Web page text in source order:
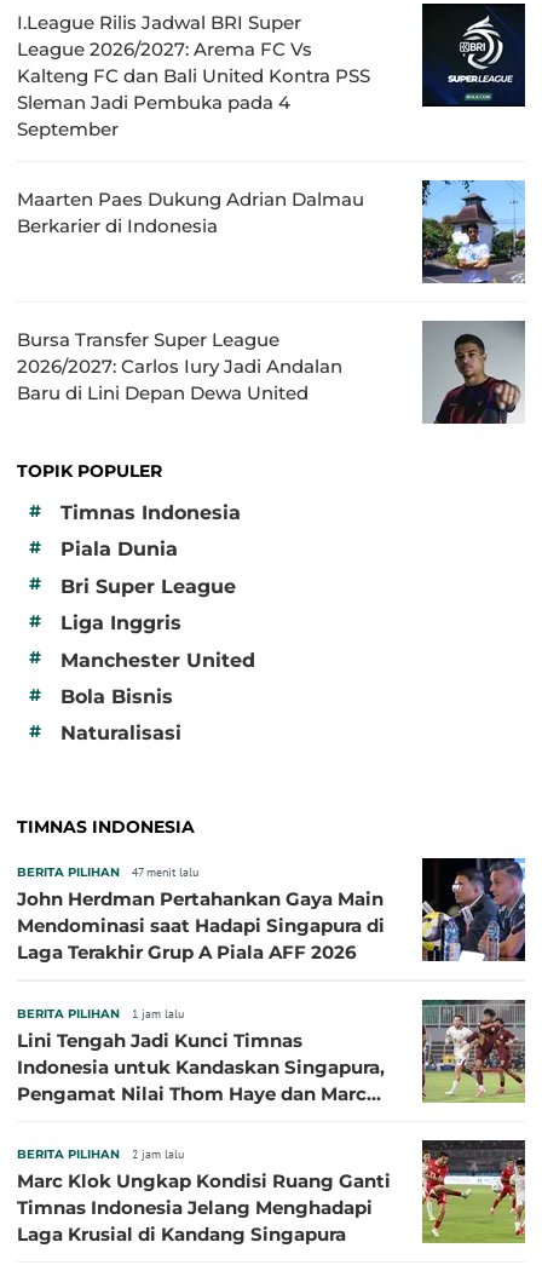
I.League Rilis Jadwal BRI Super
League 2026/2027: Arema FC Vs
Kalteng FC dan Bali United Kontra PSS
Sleman Jadi Pembuka pada 4
September
Maarten Paes Dukung Adrian Dalmau
Berkarier di Indonesia
Bursa Transfer Super League
2026/2027: Carlos Iury Jadi Andalan
Baru di Lini Depan Dewa United
TOPIK POPULER
#
Timnas Indonesia
# Piala Dunia
# Bri Super League
# Liga Inggris
# Manchester United
# Bola Bisnis
# Naturalisasi
TIMNAS INDONESIA
BERITA PILIHAN 47 menit lalu
John Herdman Pertahankan Gaya Main
Mendominasi saat Hadapi Singapura di
Laga Terakhir Grup A Piala AFF 2026
BERITA PILIHAN 1 jam lalu
Lini Tengah Jadi Kunci Timnas
Indonesia untuk Kandaskan Singapura,
Pengamat Nilai Thom Haye dan Marc
BERITA PILIHAN 2 jam lalu
Marc Klok Ungkap Kondisi Ruang Ganti
Timnas Indonesia Jelang Menghadapi
Laga Krusial di Kandang Singapura